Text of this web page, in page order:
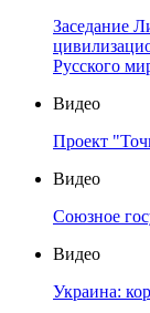
Заседание
Русского
Видео
Проект
Видео
Союзное
Видео
Украина: